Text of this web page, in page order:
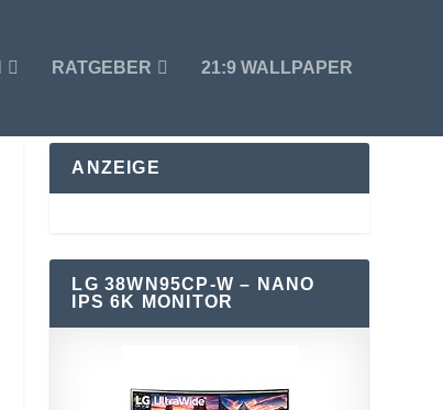
RATGEBER 21:9 WALLPAPER
ANZEIGE
LG 38WN95CP-W – NANO
IPS 6K MONITOR